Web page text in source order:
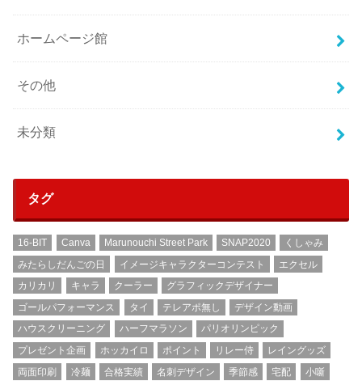
ホームページ館
その他
未分類
タグ
16-BIT Canva Marunouchi Street Park SNAP2020
くしゃみ
みたらしだんごの日
イメージキャラクターコンテスト
エクセル
カリカリ
キャラ クーラー
グラフィックデザイナー
ゴールパフォーマンス
タイ テレアポ無し
デザイン動画
ハウスクリーニング
ハーフマラソン
パリオリンピック
プレゼント企画
ホッカイロ ポイント リレー侍
レイングッズ
両面印刷
冷麺 合格実績 名刺デザイン 季節感 宅配
小噺